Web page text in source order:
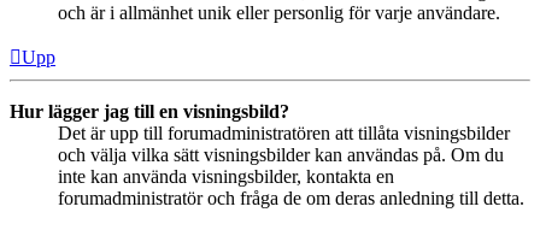
och är i allmänhet unik eller personlig för varje användare.
Upp
Hur lägger jag till en visningsbild?
Det är upp till forumadministratören att tillåta visningsbilder
och välja vilka sätt visningsbilder kan användas på. Om du
inte kan använda visningsbilder, kontakta en
forumadministratör och fråga de om deras anledning till detta.